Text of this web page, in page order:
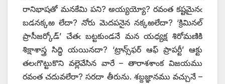
రానిభాషతో మనకేమి పని? అయ్యయ్యో? రవంత కష్టమైనఁ
బడనక్కఱ లేదా? నోరు మెదపనైన నక్కఱలేదా? ‘క్రిమినల్‌
‌ప్రాసీజర్కోడ్‌’ ‌చేతఁ బట్టకుండనే మన యధ్యక్ష శిరోమణికి
శిక్షాశాస్త్ర సిద్ధి యయినదా? ‘ట్రాన్స్‌ఫర్‌ ఆఫ్‌ ‌ప్రాపర్టీ’ ఆక్టు
తలఁగొట్టుకొని వల్లెవేసిన వారే – తారాశశాంక విజయము
రవంత చదువలేరా? సరదా తీరును. శబ్దజ్ఞానము వచ్చునే –